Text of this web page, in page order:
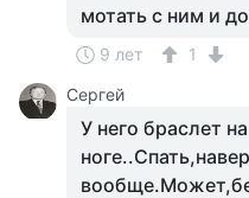
мотать с ним и
9 лет
1
Сергей
У него браслет на